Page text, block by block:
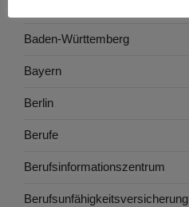
Baden-Württemberg
Bayern
Berlin
Berufe
Berufsinformationszentrum
Berufsunfähigkeitsversicherung